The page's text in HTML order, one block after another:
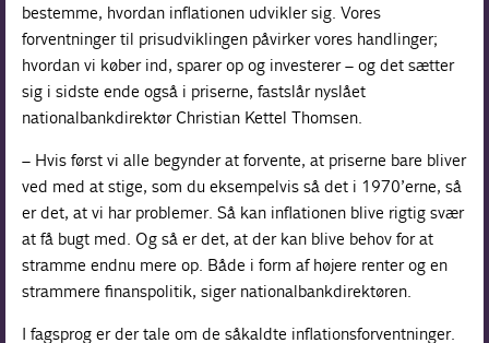
bestemme, hvordan inflationen udvikler sig. Vores
forventninger til prisudviklingen påvirker vores handlinger;
hvordan vi køber ind, sparer op og investerer – og det sætter
sig i sidste ende også i priserne, fastslår nyslået
nationalbankdirektør Christian Kettel Thomsen.
– Hvis først vi alle begynder at forvente, at priserne bare bliver
ved med at stige, som du eksempelvis så det i 1970’erne, så
er det, at vi har problemer. Så kan inflationen blive rigtig svær
at få bugt med. Og så er det, at der kan blive behov for at
stramme endnu mere op. Både i form af højere renter og en
strammere finanspolitik, siger nationalbankdirektøren.
I fagsprog er der tale om de såkaldte inflationsforventninger.